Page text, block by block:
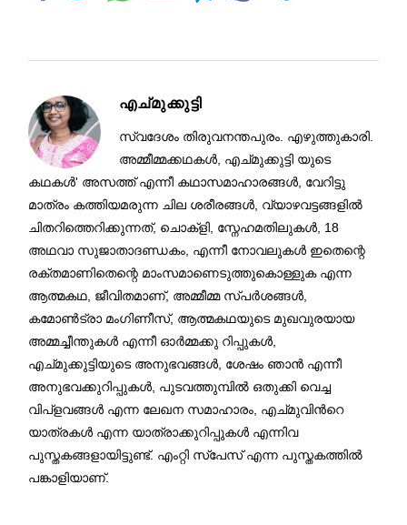
എച്മുക്കുട്ടി
സ്വദേശം തിരുവനന്തപുരം. എഴുത്തുകാരി.
അമ്മീമ്മക്കഥകള്‍, എച്മുക്കുട്ടി യുടെ
കഥകൾ' അസത്ത് എന്നീ കഥാസമാഹാരങ്ങൾ, വേറിട്ടു
മാത്രം കത്തിയമരുന്ന ചില ശരീരങ്ങള്‍, വ്യാഴവട്ടങ്ങളില്‍
ചിതറിത്തെറിക്കുന്നത്, ചൊക്ളി, സ്നേഹമതിലുകൾ, 18
അഥവാ സുജാതാദണ്ഡകം, എന്നീ നോവലുകൾ ഇതെന്റെ
രക്തമാണിതെന്റെ മാംസമാണെടുത്തുകൊള്ളുക എന്ന
ആത്മകഥ, ജീവിതമാണ്, അമ്മീമ്മ സ്പർശങ്ങൾ,
കമോൺട്രാ മംഗിണീസ്, ആത്മകഥയുടെ മുഖവുരയായ
അമ്മച്ചീന്തുകൾ എന്നീ ഓർമ്മക്കു റിപ്പുകൾ,
എച്മുക്കുട്ടിയുടെ അനുഭവങ്ങൾ, ശേഷം ഞാൻ എന്നീ
അനുഭവക്കുറിപ്പുകൾ, പുടവത്തുമ്പിൽ ഒതുക്കി വെച്ച
വിപ്ളവങ്ങൾ എന്ന ലേഖന സമാഹാരം, എച്മുവിൻറെ
യാത്രകൾ എന്ന യാത്രാക്കുറിപ്പുകൾ എന്നിവ
പുസ്തകങ്ങളായിട്ടുണ്ട്. എംറ്റി സ്പേസ് എന്ന പുസ്തകത്തിൽ
പങ്കാളിയാണ്.